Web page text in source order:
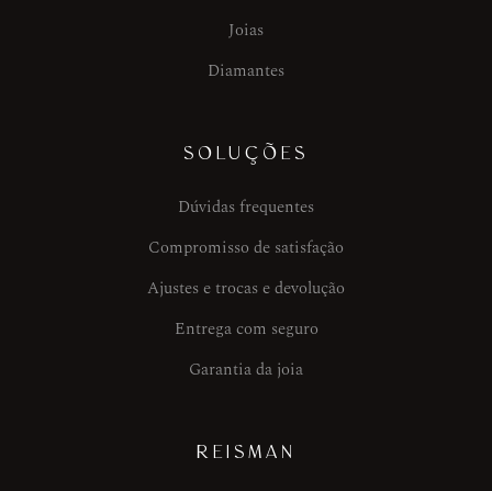
Joias
Diamantes
SOLUÇÕES
Dúvidas frequentes
Compromisso de satisfação
Ajustes e trocas e devolução
Entrega com seguro
Garantia da joia
REISMAN